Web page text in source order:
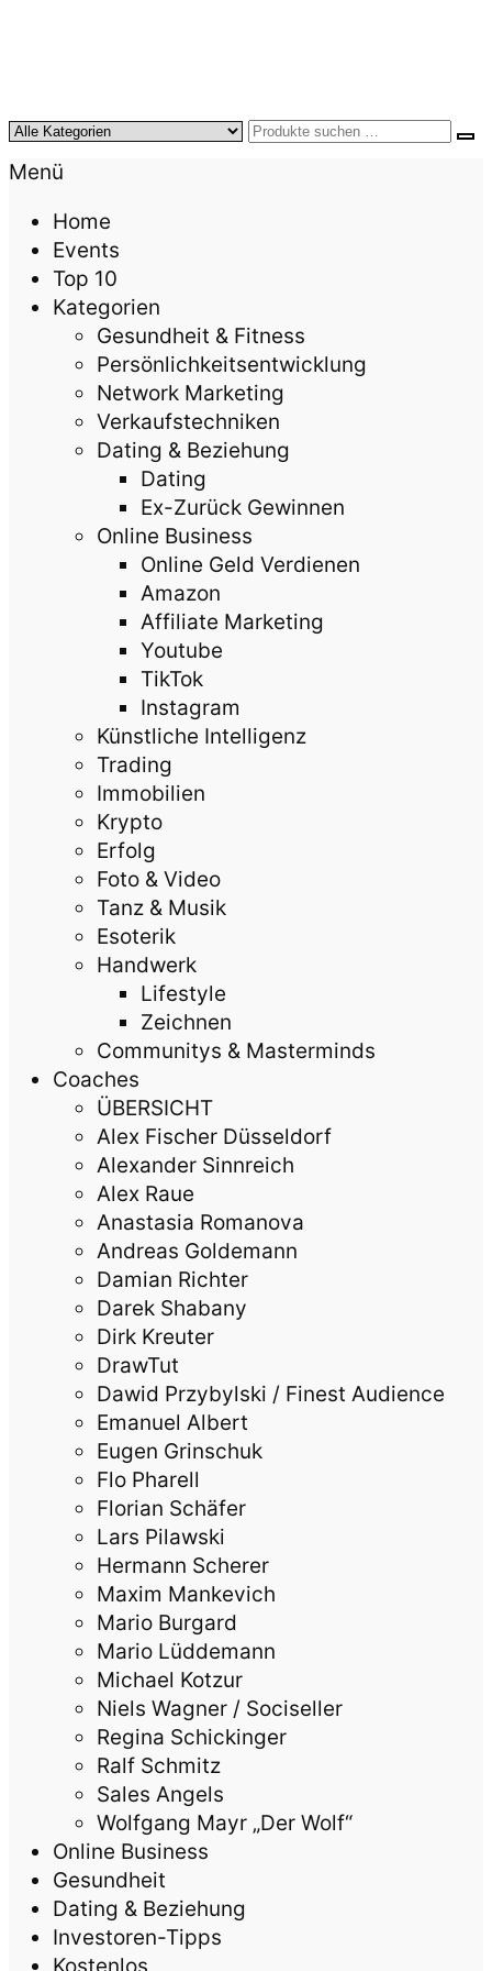
KursTipps.de
Weil Weiterbildung die beste Investition für mehr
Lebensqualität ist.
Menü
Home
Events
Top 10
Kategorien
Gesundheit & Fitness
Persönlichkeitsentwicklung
Network Marketing
Verkaufstechniken
Dating & Beziehung
Dating
Ex-Zurück Gewinnen
Online Business
Online Geld Verdienen
Amazon
Affiliate Marketing
Youtube
TikTok
Instagram
Künstliche Intelligenz
Trading
Immobilien
Krypto
Erfolg
Foto & Video
Tanz & Musik
Esoterik
Handwerk
Lifestyle
Zeichnen
Communitys & Masterminds
Coaches
ÜBERSICHT
Alex Fischer Düsseldorf
Alexander Sinnreich
Alex Raue
Anastasia Romanova
Andreas Goldemann
Damian Richter
Darek Shabany
Dirk Kreuter
DrawTut
Dawid Przybylski / Finest Audience
Emanuel Albert
Eugen Grinschuk
Flo Pharell
Florian Schäfer
Lars Pilawski
Hermann Scherer
Maxim Mankevich
Mario Burgard
Mario Lüddemann
Michael Kotzur
Niels Wagner / Sociseller
Regina Schickinger
Ralf Schmitz
Sales Angels
Wolfgang Mayr „Der Wolf“
Online Business
Gesundheit
Dating & Beziehung
Investoren-Tipps